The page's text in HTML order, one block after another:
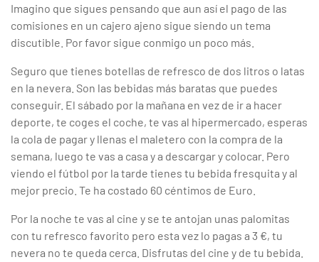
Imagino que sigues pensando que aun así el pago de las
comisiones en un cajero ajeno sigue siendo un tema
discutible. Por favor sigue conmigo un poco más.
Seguro que tienes botellas de refresco de dos litros o latas
en la nevera. Son las bebidas más baratas que puedes
conseguir. El sábado por la mañana en vez de ir a hacer
deporte, te coges el coche, te vas al hipermercado, esperas
la cola de pagar y llenas el maletero con la compra de la
semana, luego te vas a casa y a descargar y colocar. Pero
viendo el fútbol por la tarde tienes tu bebida fresquita y al
mejor precio. Te ha costado 60 céntimos de Euro.
Por la noche te vas al cine y se te antojan unas palomitas
con tu refresco favorito pero esta vez lo pagas a 3 €, tu
nevera no te queda cerca. Disfrutas del cine y de tu bebida.